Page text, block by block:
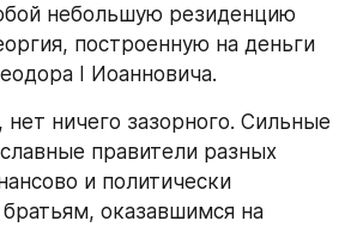
небольшую резиденцию
построенную на деньги
I Иоанновича.
ничего зазорного. Сильные
правители разных
и политически
оказавшимся на